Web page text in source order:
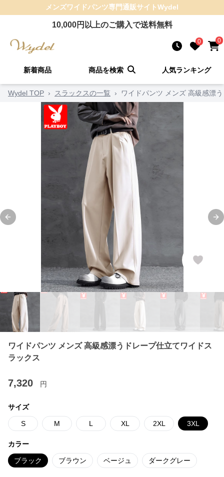
メンズワイドパンツ専門通販サイトWydel
10,000円以上のご購入で送料無料
0 0
新着商品 商品を検索 人気ランキング
Wydel TOP › スラックスの一覧 › ワイドパンツ メンズ 高級感漂
Previous slide
ワイドパンツ メンズ 高級感漂うドレープ仕立てワイドス
ラックス
7,320 円
サイズ
S M L XL 2XL 3XL
カラー
ブラック ブラウン ベージュ ダークグレー